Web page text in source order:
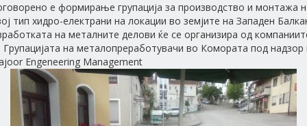
е формирање групација за производство и монтажа
тип хидро-електрани на локации во земјите на Западен
на металните делови ќе се организира од
Групацијата на металопреработувачи во Комората под надзор
Engeneering Management